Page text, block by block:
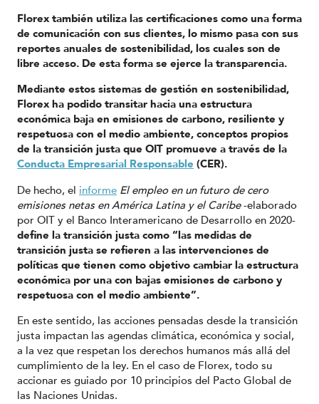
Florex también utiliza las certificaciones como una forma
de comunicación con sus clientes, lo mismo pasa con sus
reportes anuales de sostenibilidad, los cuales son de
libre acceso. De esta forma se ejerce la transparencia.
Mediante estos sistemas de gestión en sostenibilidad,
Florex ha podido transitar hacia una estructura
económica baja en emisiones de carbono, resiliente y
respetuosa con el medio ambiente, conceptos propios
de la transición justa que OIT promueve a través de la
Conducta Empresarial Responsable (CER).
De hecho, el informe El empleo en un futuro de cero
emisiones netas en América Latina y el Caribe-elaborado
por OIT y el Banco Interamericano de Desarrollo en 2020-
define la transición justa como “las medidas de
transición justa se refieren a las intervenciones de
políticas que tienen como objetivo cambiar la estructura
económica por una con bajas emisiones de carbono y
respetuosa con el medio ambiente”.
En este sentido, las acciones pensadas desde la transición
justa impactan las agendas climática, económica y social,
a la vez que respetan los derechos humanos más allá del
cumplimiento de la ley. En el caso de Florex, todo su
accionar es guiado por 10 principios del Pacto Global de
las Naciones Unidas.